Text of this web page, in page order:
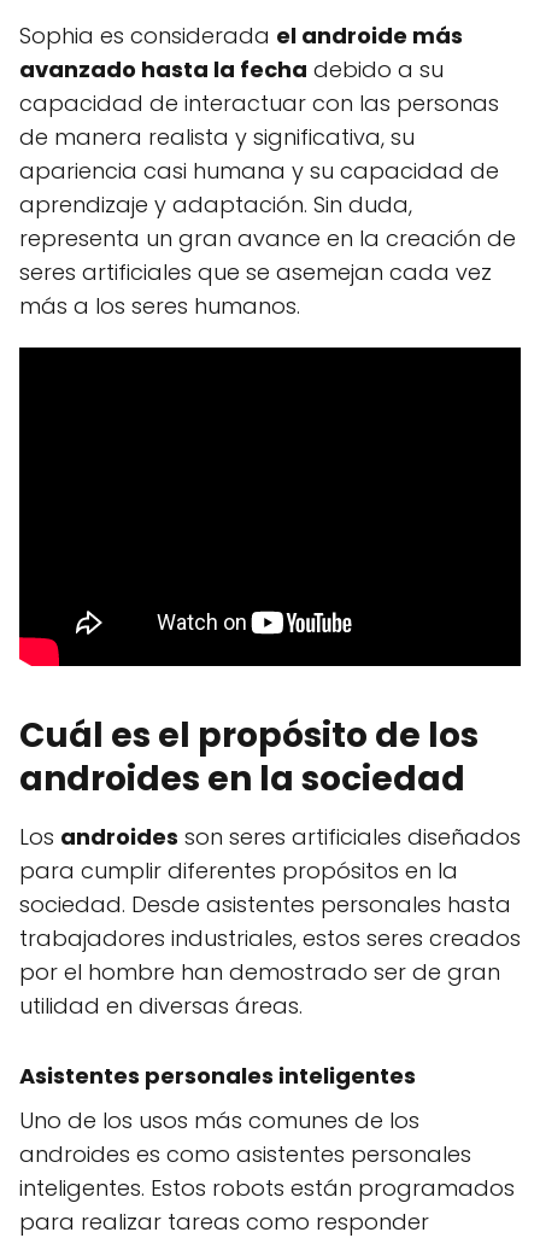
Sophia es considerada el androide más
avanzado hasta la fecha debido a su
capacidad de interactuar con las personas
de manera realista y significativa, su
apariencia casi humana y su capacidad de
aprendizaje y adaptación. Sin duda,
representa un gran avance en la creación de
seres artificiales que se asemejan cada vez
más a los seres humanos.
Cuál es el propósito de los
androides en la sociedad
Los androides son seres artificiales diseñados
para cumplir diferentes propósitos en la
sociedad. Desde asistentes personales hasta
trabajadores industriales, estos seres creados
por el hombre han demostrado ser de gran
utilidad en diversas áreas.
Asistentes personales inteligentes
Uno de los usos más comunes de los
androides es como asistentes personales
inteligentes. Estos robots están programados
para realizar tareas como responder